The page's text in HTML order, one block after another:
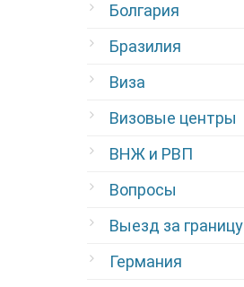
Болгария
Бразилия
Виза
Визовые центры
ВНЖ и РВП
Вопросы
Выезд за границу
Германия